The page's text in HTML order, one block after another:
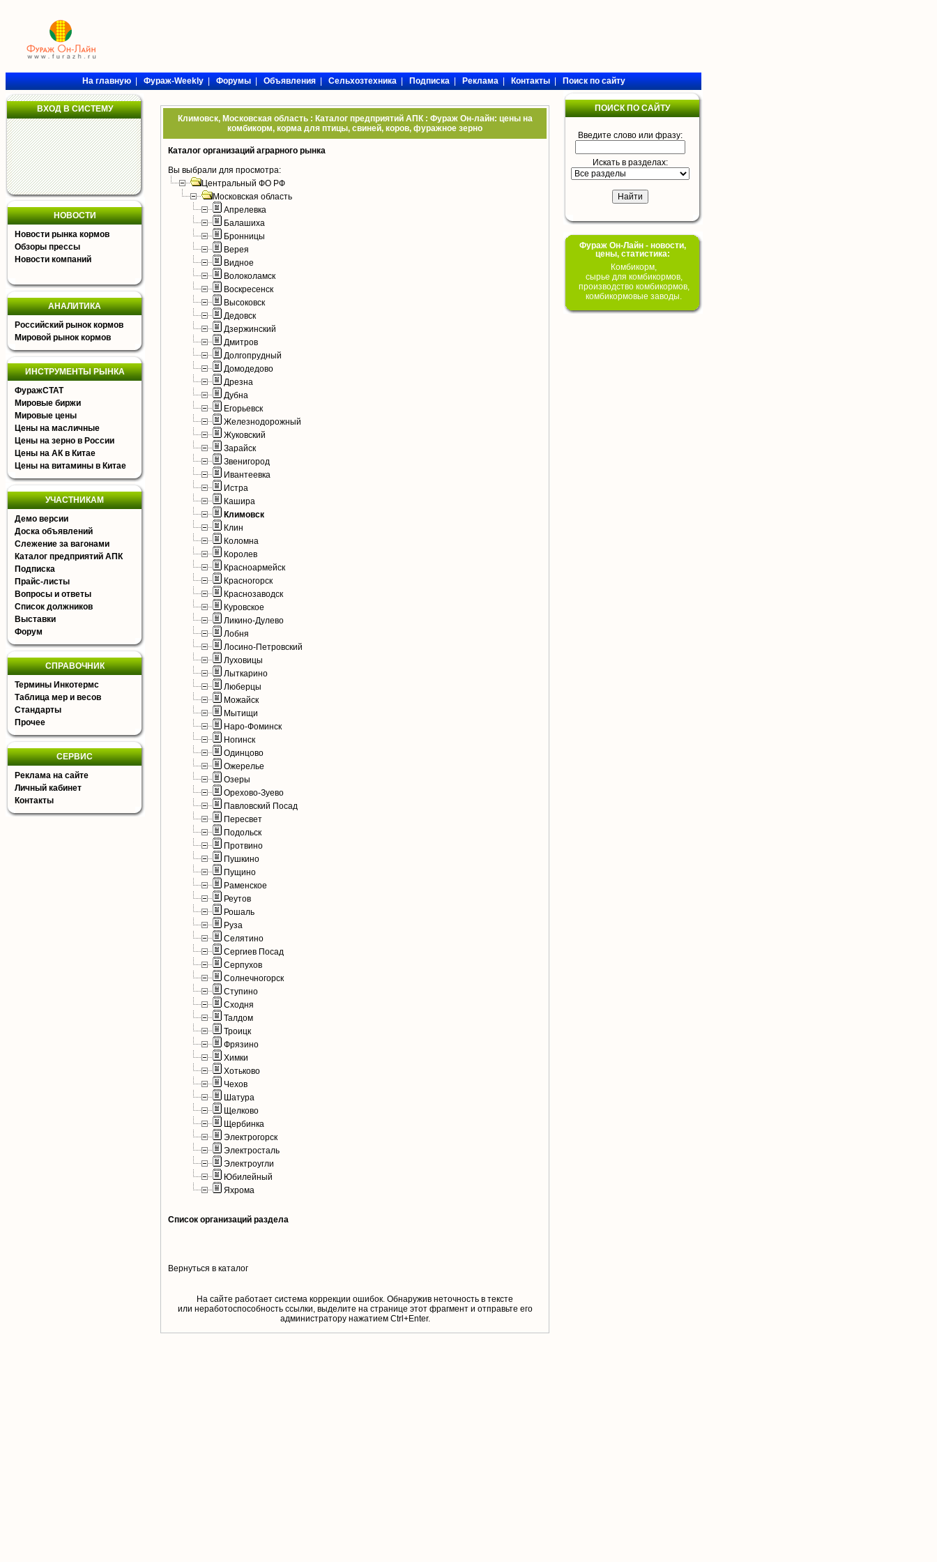
На главную|Фураж-Weekly|Форумы|Объявления|Сельхозтехника|Подписка|Реклама|Контакты|Поиск по сайту
ВХОД В СИСТЕМУ
НОВОСТИ
Новости рынка кормов
Обзоры прессы
Новости компаний
АНАЛИТИКА
Российский рынок кормов
Мировой рынок кормов
ИНСТРУМЕНТЫ РЫНКА
ФуражСТАТ
Мировые биржи
Мировые цены
Цены на масличные
Цены на зерно в России
Цены на АК в Китае
Цены на витамины в Китае
УЧАСТНИКАМ
Демо версии
Доска объявлений
Слежение за вагонами
Каталог предприятий АПК
Подписка
Прайс-листы
Вопросы и ответы
Список должников
Выставки
Форум
СПРАВОЧНИК
Термины Инкотермс
Таблица мер и весов
Стандарты
Прочее
СЕРВИС
Реклама на сайте
Личный кабинет
Контакты
Климовск, Московская область : Каталог предприятий АПК : Фураж Он-лайн: цены на
комбикорм, корма для птицы, свиней, коров, фуражное зерно
Каталог организаций аграрного рынка
Вы выбрали для просмотра:
Центральный ФО РФ
Московская область
Апрелевка
Балашиха
Бронницы
Верея
Видное
Волоколамск
Воскресенск
Высоковск
Дедовск
Дзержинский
Дмитров
Долгопрудный
Домодедово
Дрезна
Дубна
Егорьевск
Железнодорожный
Жуковский
Зарайск
Звенигород
Ивантеевка
Истра
Кашира
Климовск
Клин
Коломна
Королев
Красноармейск
Красногорск
Краснозаводск
Куровское
Ликино-Дулево
Лобня
Лосино-Петровский
Луховицы
Лыткарино
Люберцы
Можайск
Мытищи
Наро-Фоминск
Ногинск
Одинцово
Ожерелье
Озеры
Орехово-Зуево
Павловский Посад
Пересвет
Подольск
Протвино
Пушкино
Пущино
Раменское
Реутов
Рошаль
Руза
Селятино
Сергиев Посад
Серпухов
Солнечногорск
Ступино
Сходня
Талдом
Троицк
Фрязино
Химки
Хотьково
Чехов
Шатура
Щелково
Щербинка
Электрогорск
Электросталь
Электроугли
Юбилейный
Яхрома
Список организаций раздела
Вернуться в каталог
На сайте работает система коррекции ошибок. Обнаружив неточность в тексте
или неработоспособность ссылки, выделите на странице этот фрагмент и отправьте его
aдминистратору нажатием Ctrl+Enter.
ПОИСК ПО САЙТУ
Введите слово или фразу:
Искать в разделах:
Фураж Он-Лайн - новости,
цены, статистика:
Комбикорм,
сырье для комбикормов,
производство комбикормов,
комбикормовые заводы.